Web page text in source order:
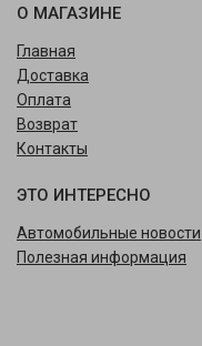
О МАГАЗИНЕ
Главная
Доставка
Оплата
Возврат
Контакты
ЭТО ИНТЕРЕСНО
Автомобильные новости
Полезная информация